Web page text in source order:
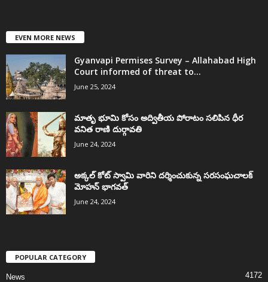
EVEN MORE NEWS
Gyanvapi Permises Survey – Allahabad High
Court informed of threat to...
June 25, 2024
మాతృ భూమి కోసం అద్వితీయ పోరాటం సలిపిన ధీర
వనిత రాణి దుర్గావతి
June 24, 2024
అక్కల్‌ కోట్‌ స్వామి వారిని దర్శించుకున్న సరసంఘచాలక్
మోహన్ భాగవత్
June 24, 2024
POPULAR CATEGORY
News 4172